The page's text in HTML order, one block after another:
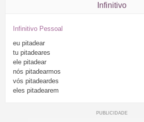
Infinitivo
Infinitivo Pessoal
eu pitadear
tu pitadeares
ele pitadear
nós pitadearmos
vós pitadeardes
eles pitadearem